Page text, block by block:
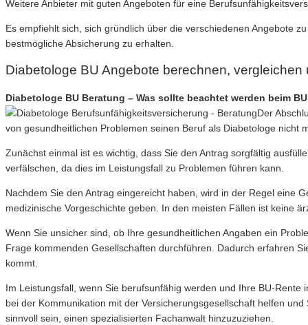
Weitere Anbieter mit guten Angeboten für eine
Es empfiehlt sich, sich gründlich über die verschiedenen Angebote
bestmögliche Absicherung zu erhalten.
Diabetologe BU Angebote berechnen, vergleichen
Diabetologe BU Beratung – Was sollte beachtet werden beim
Der
von gesundheitlichen Problemen seinen Beruf als Diabetologe
Zunächst einmal ist es wichtig, dass Sie den Antrag sorgfältig
verfälschen, da dies im Leistungsfall zu Problemen führen kann.
Nachdem Sie den Antrag eingereicht haben, wird in der Regel eine
medizinische Vorgeschichte geben. In den meisten Fällen ist keine
Wenn Sie unsicher sind, ob Ihre gesundheitlichen Angaben ein
Frage kommenden Gesellschaften durchführen. Dadurch erfahren
kommt.
Im Leistungsfall, wenn Sie berufsunfähig werden und Ihre BU-
bei der Kommunikation mit der Versicherungsgesellschaft helfen
sinnvoll sein, einen spezialisierten Fachanwalt hinzuzuziehen.